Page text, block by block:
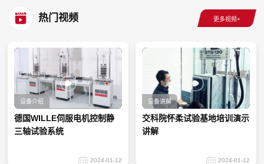
热门视频
设备介绍
德国WILLE伺服电机控制静
三轴试验系统
2024-01-12
设备讲解
交科院怀柔试验基地培训演示
讲解
2024-01-12